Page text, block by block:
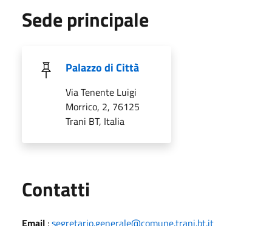
Sede principale
Palazzo di Città
Via Tenente Luigi
Morrico, 2, 76125
Trani BT, Italia
Contatti
Email :segretario.generale@comune.trani.bt.it